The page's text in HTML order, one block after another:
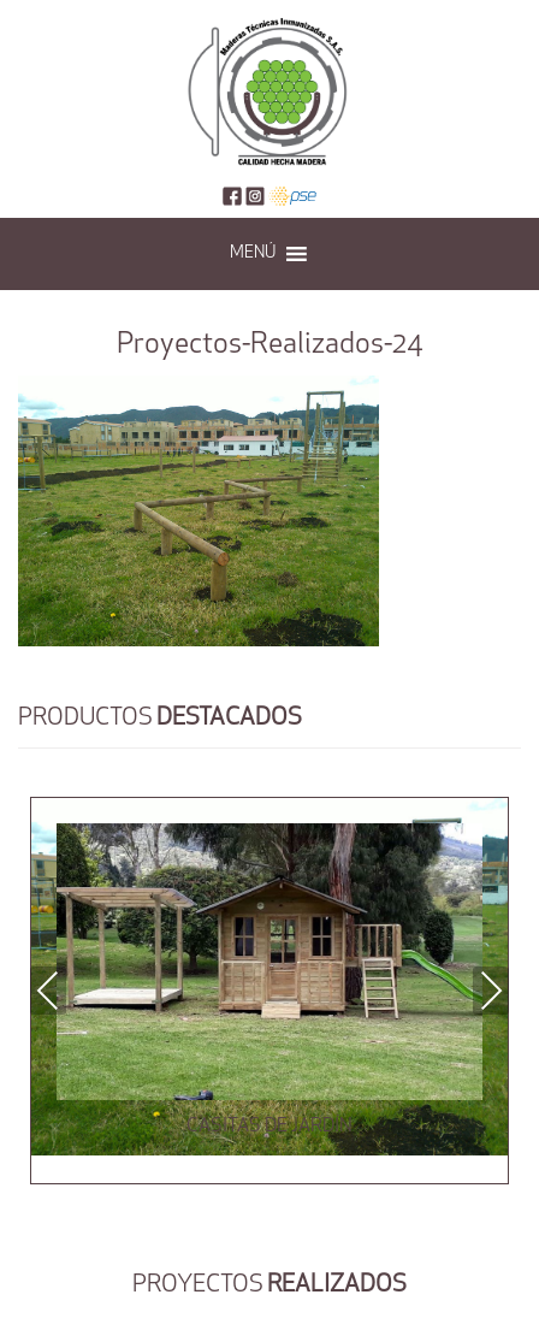
MENÚ
Proyectos-Realizados-24
PRODUCTOS DESTACADOS
CASITAS DE JARDÍN
Previous Next
PROYECTOS REALIZADOS